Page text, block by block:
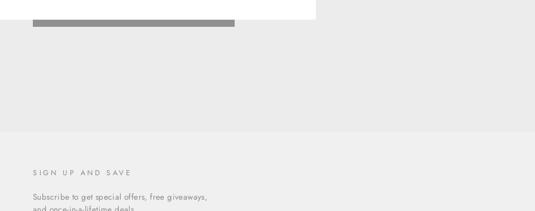
SIGN UP AND SAVE
Subscribe to get special offers, free giveaways,